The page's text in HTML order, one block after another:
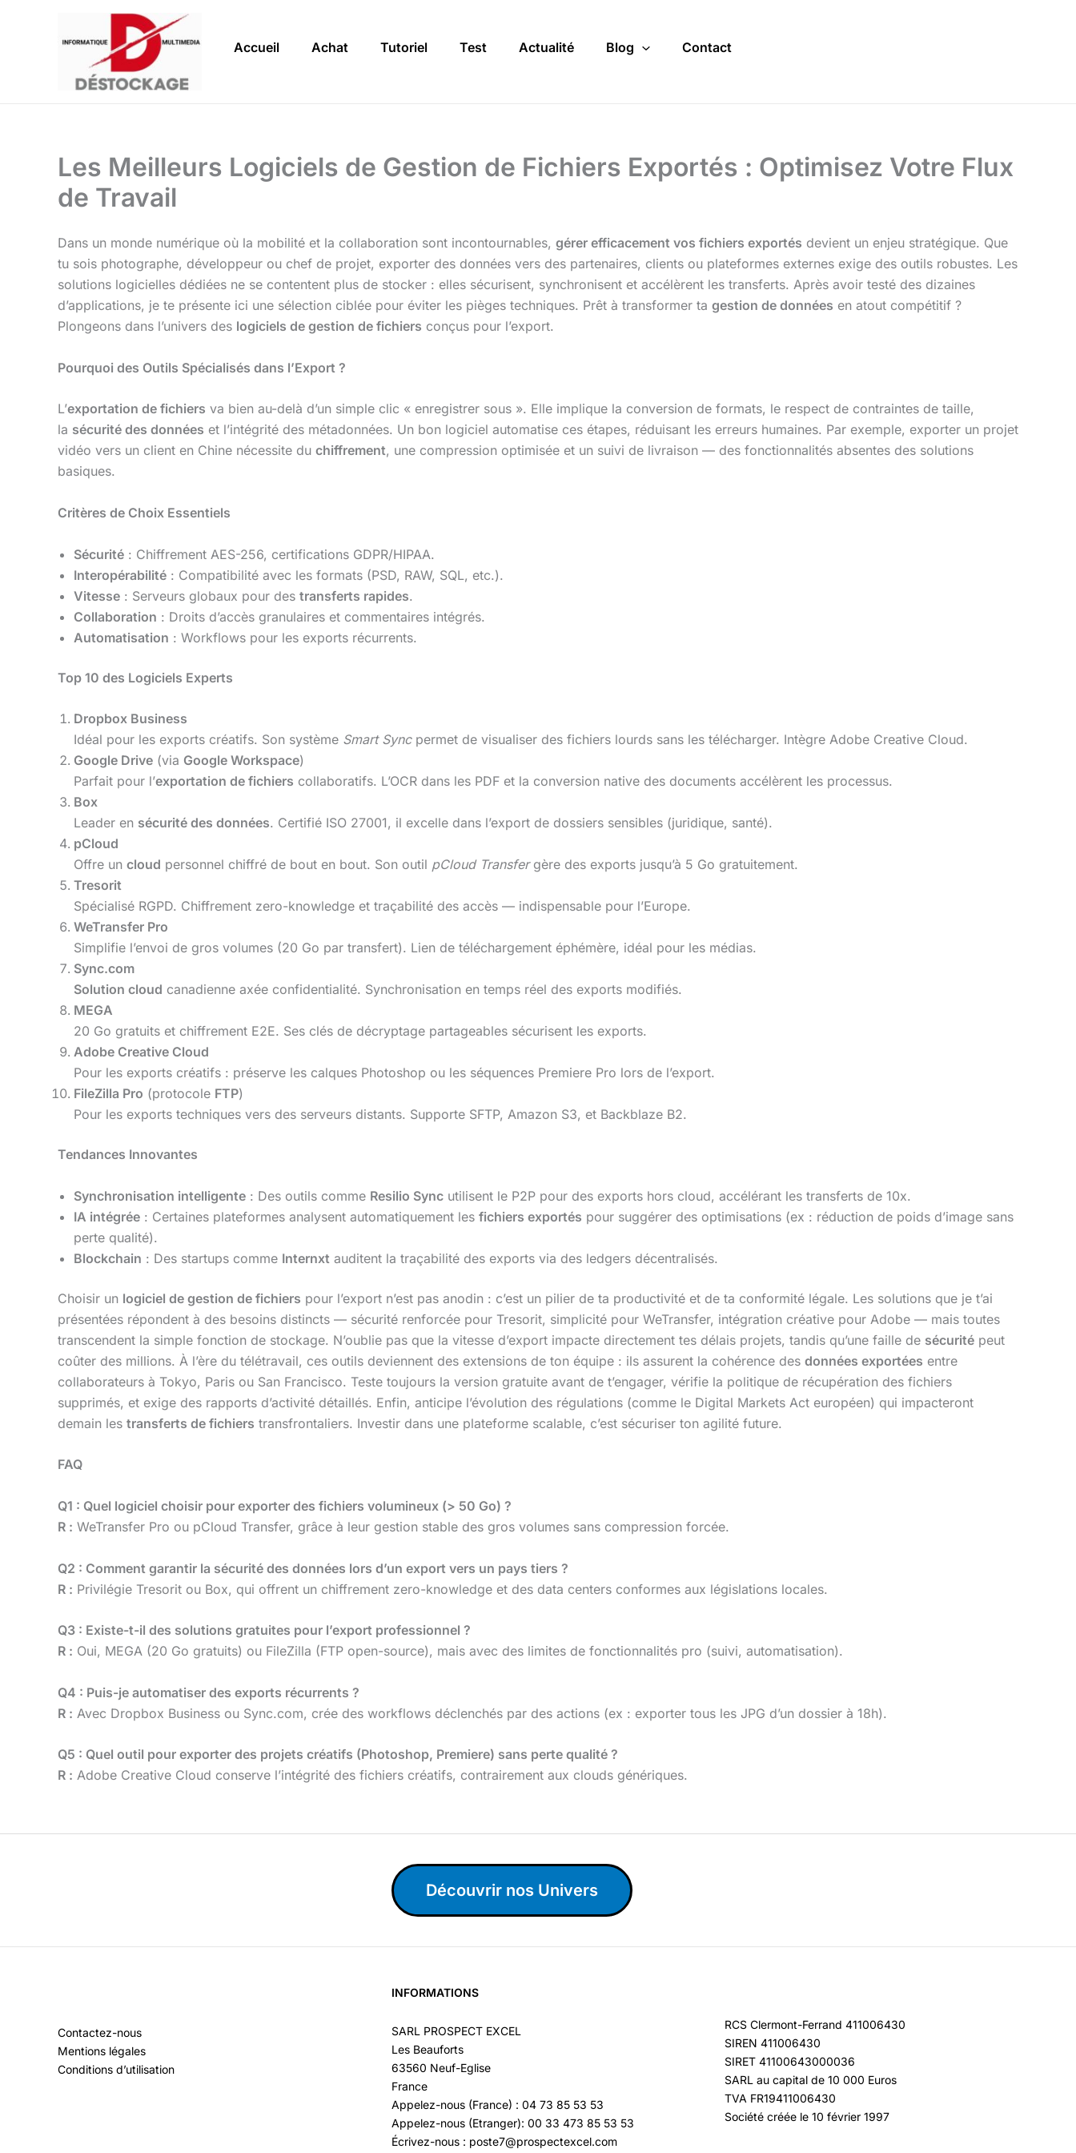
Accueil Achat Tutoriel Test Actualité Blog Contact
Les Meilleurs Logiciels de Gestion de Fichiers Exportés : Optimisez Votre Flux
de Travail
Dans un monde numérique où la mobilité et la collaboration sont incontournables, gérer efficacement vos fichiers exportés devient un enjeu stratégique. Que
tu sois photographe, développeur ou chef de projet, exporter des données vers des partenaires, clients ou plateformes externes exige des outils robustes. Les
solutions logicielles dédiées ne se contentent plus de stocker : elles sécurisent, synchronisent et accélèrent les transferts. Après avoir testé des dizaines
d’applications, je te présente ici une sélection ciblée pour éviter les pièges techniques. Prêt à transformer ta gestion de données en atout compétitif ?
Plongeons dans l’univers des logiciels de gestion de fichiers conçus pour l’export.
Pourquoi des Outils Spécialisés dans l’Export ?
L’exportation de fichiers va bien au-delà d’un simple clic « enregistrer sous ». Elle implique la conversion de formats, le respect de contraintes de taille,
la sécurité des données et l’intégrité des métadonnées. Un bon logiciel automatise ces étapes, réduisant les erreurs humaines. Par exemple, exporter un projet
vidéo vers un client en Chine nécessite du chiffrement, une compression optimisée et un suivi de livraison — des fonctionnalités absentes des solutions
basiques.
Critères de Choix Essentiels
Sécurité : Chiffrement AES-256, certifications GDPR/HIPAA.
Interopérabilité : Compatibilité avec les formats (PSD, RAW, SQL, etc.).
Vitesse : Serveurs globaux pour des transferts rapides.
Collaboration : Droits d’accès granulaires et commentaires intégrés.
Automatisation : Workflows pour les exports récurrents.
Top 10 des Logiciels Experts
Dropbox Business
Idéal pour les exports créatifs. Son système Smart Syncpermet de visualiser des fichiers lourds sans les télécharger. Intègre Adobe Creative Cloud.
Google Drive (via Google Workspace)
Parfait pour l’exportation de fichiers collaboratifs. L’OCR dans les PDF et la conversion native des documents accélèrent les processus.
Box
Leader en sécurité des données. Certifié ISO 27001, il excelle dans l’export de dossiers sensibles (juridique, santé).
pCloud
Offre un cloud personnel chiffré de bout en bout. Son outil pCloud Transfergère des exports jusqu’à 5 Go gratuitement.
Tresorit
Spécialisé RGPD. Chiffrement zero-knowledge et traçabilité des accès — indispensable pour l’Europe.
WeTransfer Pro
Simplifie l’envoi de gros volumes (20 Go par transfert). Lien de téléchargement éphémère, idéal pour les médias.
Sync.com
Solution cloud canadienne axée confidentialité. Synchronisation en temps réel des exports modifiés.
MEGA
20 Go gratuits et chiffrement E2E. Ses clés de décryptage partageables sécurisent les exports.
Adobe Creative Cloud
Pour les exports créatifs : préserve les calques Photoshop ou les séquences Premiere Pro lors de l’export.
FileZilla Pro (protocole FTP)
Pour les exports techniques vers des serveurs distants. Supporte SFTP, Amazon S3, et Backblaze B2.
Tendances Innovantes
Synchronisation intelligente : Des outils comme Resilio Sync utilisent le P2P pour des exports hors cloud, accélérant les transferts de 10x.
IA intégrée : Certaines plateformes analysent automatiquement les fichiers exportés pour suggérer des optimisations (ex : réduction de poids d’image sans
perte qualité).
Blockchain : Des startups comme Internxt auditent la traçabilité des exports via des ledgers décentralisés.
Choisir un logiciel de gestion de fichiers pour l’export n’est pas anodin : c’est un pilier de ta productivité et de ta conformité légale. Les solutions que je t’ai
présentées répondent à des besoins distincts — sécurité renforcée pour Tresorit, simplicité pour WeTransfer, intégration créative pour Adobe — mais toutes
transcendent la simple fonction de stockage. N’oublie pas que la vitesse d’export impacte directement tes délais projets, tandis qu’une faille de sécurité peut
coûter des millions. À l’ère du télétravail, ces outils deviennent des extensions de ton équipe : ils assurent la cohérence des données exportées entre
collaborateurs à Tokyo, Paris ou San Francisco. Teste toujours la version gratuite avant de t’engager, vérifie la politique de récupération des fichiers
supprimés, et exige des rapports d’activité détaillés. Enfin, anticipe l’évolution des régulations (comme le Digital Markets Act européen) qui impacteront
demain les transferts de fichiers transfrontaliers. Investir dans une plateforme scalable, c’est sécuriser ton agilité future.
FAQ
Q1 : Quel logiciel choisir pour exporter des fichiers volumineux (> 50 Go) ?
R : WeTransfer Pro ou pCloud Transfer, grâce à leur gestion stable des gros volumes sans compression forcée.
Q2 : Comment garantir la sécurité des données lors d’un export vers un pays tiers ?
R : Privilégie Tresorit ou Box, qui offrent un chiffrement zero-knowledge et des data centers conformes aux législations locales.
Q3 : Existe-t-il des solutions gratuites pour l’export professionnel ?
R : Oui, MEGA (20 Go gratuits) ou FileZilla (FTP open-source), mais avec des limites de fonctionnalités pro (suivi, automatisation).
Q4 : Puis-je automatiser des exports récurrents ?
R : Avec Dropbox Business ou Sync.com, crée des workflows déclenchés par des actions (ex : exporter tous les JPG d’un dossier à 18h).
Q5 : Quel outil pour exporter des projets créatifs (Photoshop, Premiere) sans perte qualité ?
R : Adobe Creative Cloud conserve l’intégrité des fichiers créatifs, contrairement aux clouds génériques.
Découvrir nos Univers
Contactez-nous
Mentions légales
Conditions d’utilisation
INFORMATIONS
SARL PROSPECT EXCEL
Les Beauforts
63560 Neuf-Eglise
France
Appelez-nous (France) : 04 73 85 53 53
Appelez-nous (Etranger): 00 33 473 85 53 53
Écrivez-nous : poste7@prospectexcel.com
RCS Clermont-Ferrand 411006430
SIREN 411006430
SIRET 41100643000036
SARL au capital de 10 000 Euros
TVA FR19411006430
Société créée le 10 février 1997